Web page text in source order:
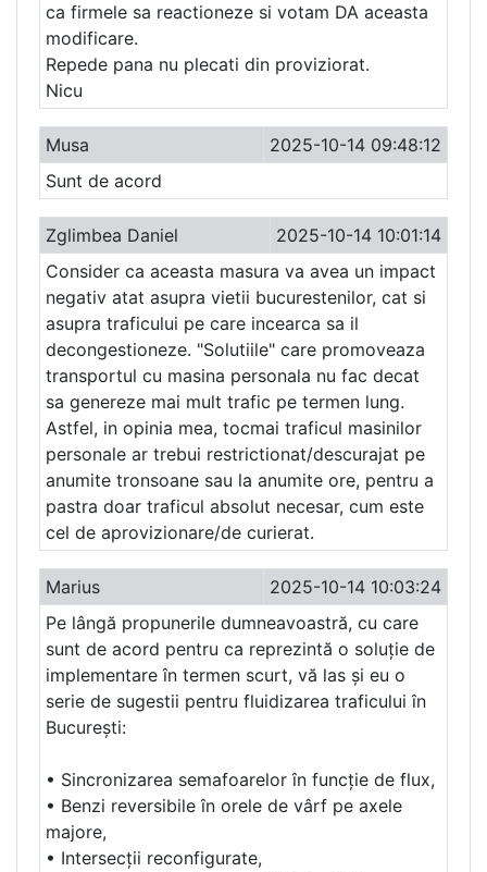
ca firmele sa reactioneze si votam DA aceasta
modificare.
Repede pana nu plecati din proviziorat.
Nicu
Musa
2025-10-14 09:48:12
Sunt de acord
Zglimbea Daniel
2025-10-14 10:01:14
Consider ca aceasta masura va avea un impact
negativ atat asupra vietii bucurestenilor, cat si
asupra traficului pe care incearca sa il
decongestioneze. "Solutiile" care promoveaza
transportul cu masina personala nu fac decat
sa genereze mai mult trafic pe termen lung.
Astfel, in opinia mea, tocmai traficul masinilor
personale ar trebui restrictionat/descurajat pe
anumite tronsoane sau la anumite ore, pentru a
pastra doar traficul absolut necesar, cum este
cel de aprovizionare/de curierat.
Marius
2025-10-14 10:03:24
Pe lângă propunerile dumneavoastră, cu care
sunt de acord pentru ca reprezintă o soluție de
implementare în termen scurt, vă las și eu o
serie de sugestii pentru fluidizarea traficului în
București:
• Sincronizarea semafoarelor în funcție de flux,
• Benzi reversibile în orele de vârf pe axele
majore,
• Intersecții reconfigurate,